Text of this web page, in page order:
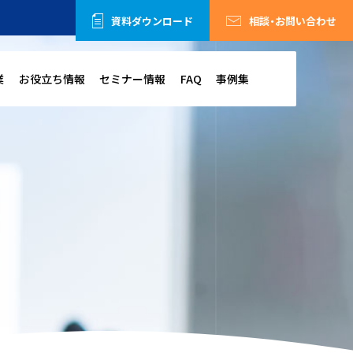
資料ダウンロード 相談・お問い合わせ
お役立ち情報 セミナー情報 FAQ 事例集